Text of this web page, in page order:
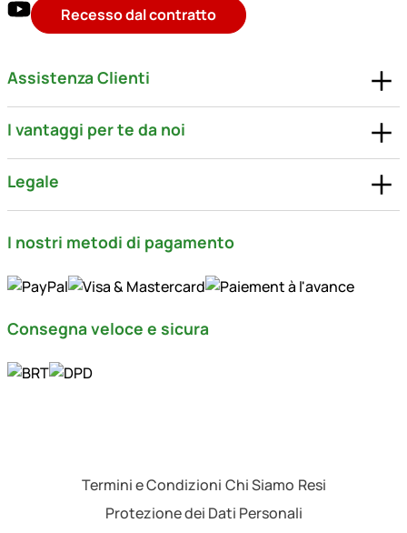
Recesso dal contratto
Assistenza Clienti
I vantaggi per te da noi
Legale
I nostri metodi di pagamento
Consegna veloce e sicura
Termini e Condizioni Chi Siamo Resi
Protezione dei Dati Personali